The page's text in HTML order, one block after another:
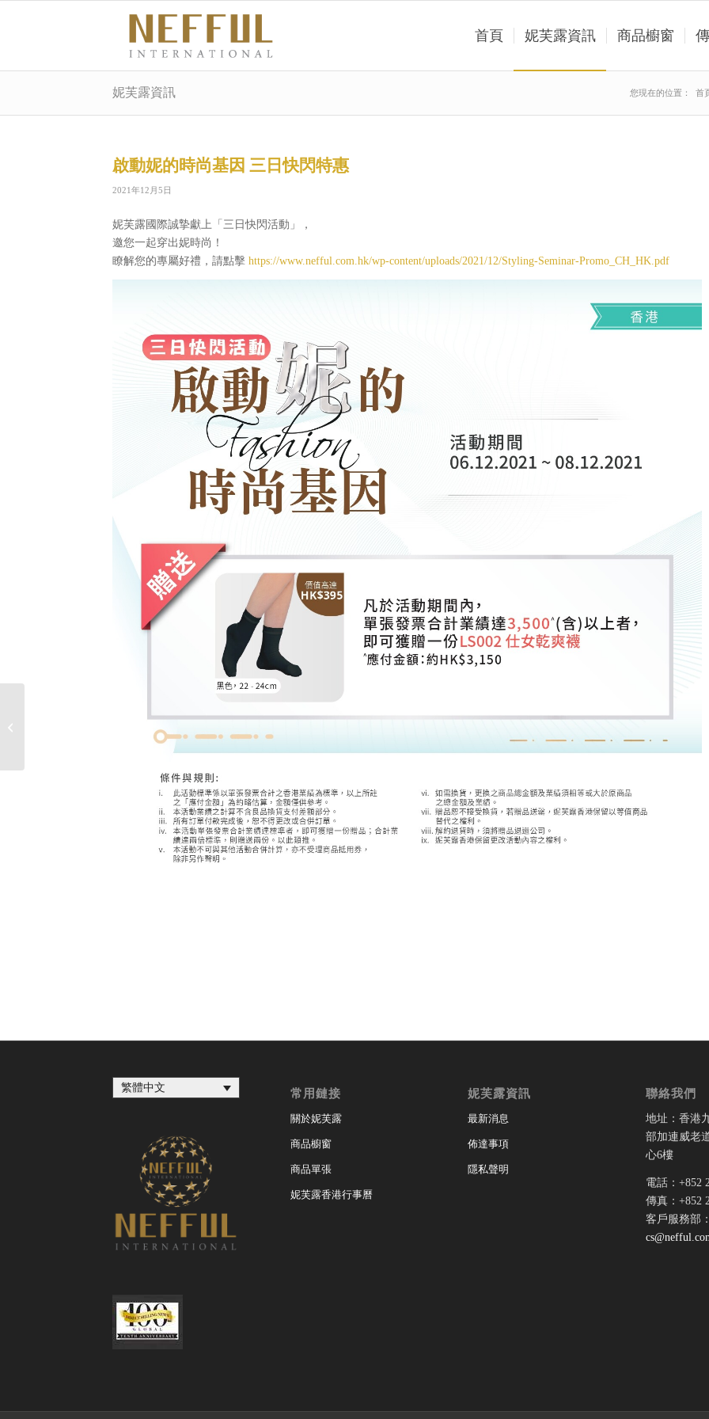
首頁 妮芙露資訊 商品櫥窗
妮芙露資訊 您現在的位置： 首
啟動妮的時尚基因 三日快閃特惠
2021年12月5日
妮芙露國際誠摯獻上「三日快閃活動」，
邀您一起穿出妮時尚！
瞭解您的專屬好禮，請點擊 https://www.nefful.com.hk/wp-content/uploads/2021/12/Styling-Seminar-Promo_CH_HK.pdf
繁體中文 常用鏈接
關於妮芙露
商品櫥窗
商品單張
妮芙露香港行事曆
妮芙露資訊
最新消息
佈達事項
隱私聲明
聯絡我們
地址：香港
部加連威老
心6樓
電話：+852
傳真：+852
客戶服務部
溫馨提示：有關冬至及聖誕節節日特